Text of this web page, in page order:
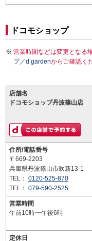
ドコモショップ
営業時間などは変更となる
プ／d gardenからご確認く
店舗名
ドコモショップ丹波篠山店
住所/電話番号
〒669-2203
兵庫県丹波篠山市吹新13-1
TEL： 0120-525-870
TEL： 079-590-2525
営業時間
午前10時〜午後6時
定休日